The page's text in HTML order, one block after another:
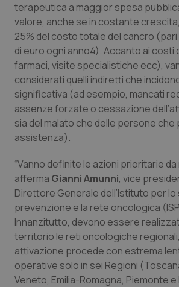
Vaccini
terapeutica a maggior spesa
valore, anche se in costante crescita,
25% del costo totale del cancro (pari
di euro ogni anno4). Accanto ai costi
farmaci, visite specialistiche ecc),
considerati quelli indiretti che
significativa (ad esempio, mancati
assenze forzate o cessazione
sia del malato che delle persone
assistenza).
“Vanno definite le azioni prioritarie
afferma Gianni Amunni, vice
Direttore Generale dell’Istituto per lo
prevenzione e la rete oncologica
Innanzitutto, devono essere
territorio le reti oncologiche
attivazione procede con estrema
operative solo in sei Regioni
Veneto, Emilia-Romagna, Piemonte e